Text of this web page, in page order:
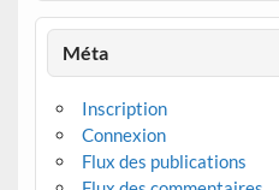
Méta
Inscription
Connexion
Flux des publications